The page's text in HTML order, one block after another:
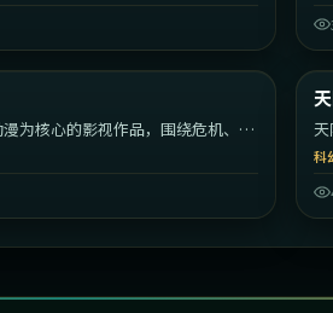
为核心的影视作品，围绕危机、反
体节奏紧凑，值得推荐观看。
危
科